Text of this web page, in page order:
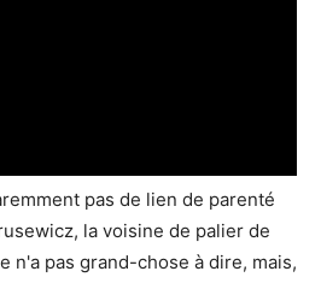
pas de lien de parenté
la voisine de palier de
n'a pas grand-chose à dire, mais,